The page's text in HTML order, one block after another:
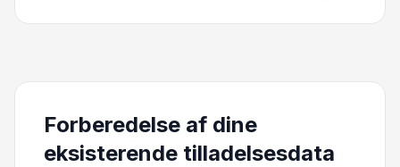
Forberedelse af dine
eksisterende tilladelsesdata